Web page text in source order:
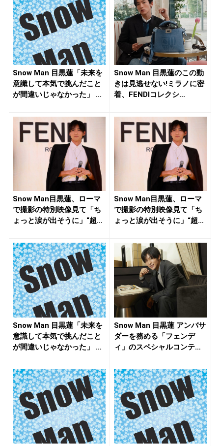
Snow Man 目黒蓮「未来を
意識して本気で挑んだこと
が間違いじゃなかった」 ...
Snow Man 目黒蓮のこの動
きは見逃せない!ミラノに密
着、FENDIコレクシ...
Snow Man目黒蓮、ローマ
で撮影の特別映像見て「ち
ょっと涙が出そうに」“超
Snow Man目黒蓮、ローマ
で撮影の特別映像見て「ち
ょっと涙が出そうに」“超
Snow Man 目黒蓮「未来を
意識して本気で挑んだこと
が間違いじゃなかった」 ...
Snow Man 目黒蓮 アンバサ
ダーを務める「フェンデ
ィ」のスペシャルコンテ